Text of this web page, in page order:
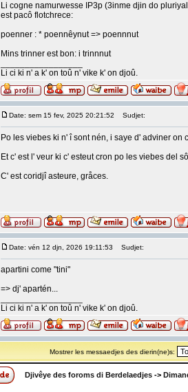
Li cogne namurwesse IP3p (3inme djin do
est pacô flotchrece:
poenner : * poennêynut => poennnut
Mins trinner est bon: i trinnnut
Li ci ki n' a k' on toû n' vike k' on djoû.
Date: sem 15 fev, 2025 20:21:52 Sudjet:
Po les viebes ki n' î sont nén, i saye d' adviner on
Et c' est l' veur ki c' esteut cron po les viebes del
C' est coridjî asteure, gråces.
Date: vén 12 djn, 2026 19:11:53 Sudjet:
apartini come "tini"
=> dj' apartén...
Li ci ki n' a k' on toû n' vike k' on djoû.
Mostrer les messaedjes des dierin(ne)s:
Djivêye des foroms di Berdelaedjes ->